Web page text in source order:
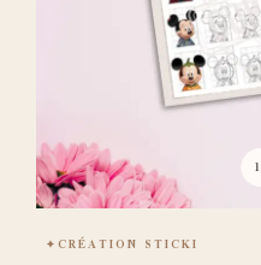
1
✦CRÉATION STICKI